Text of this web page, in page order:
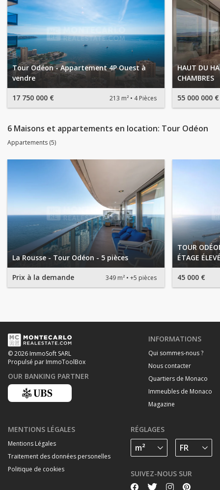
Tour Odéon - Appartement 4P Ouest à
vendre
17 750 000 € 213 m² 4 Pièces
HAUT DU
CHAMBRES
55 000 000 €
6 Maisons et appartements en location: Tour Odéon
Appartements (5)
La Rousse - Tour Odéon - 5 pièces
Prix à la demande 349 m² +5 pièces
TOUR
ÉTAGE
45 000 €
© 2026 ImmoSoft SARL
Propulsé par ImmoToolBox
OUR BANKING PARTNER
INFORMATIONS
Qui sommes-nous ?
Nous contacter
Quartiers de Monaco
Immeubles de Monaco
Magazine
MENTIONS LÉGALES
Mentions Légales
Traitement des données personelles
Politique de cookies
RÉGLAGES
SUIVEZ-NOUS SUR